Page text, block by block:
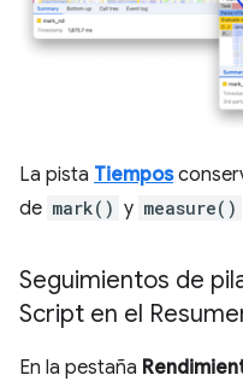
La pista Tiempos
de mark() y measure()
Seguimientos de
Script en el
En la pestaña